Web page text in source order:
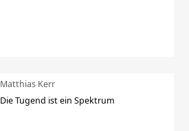
Matthias Kerr
Die Tugend ist ein Spektrum